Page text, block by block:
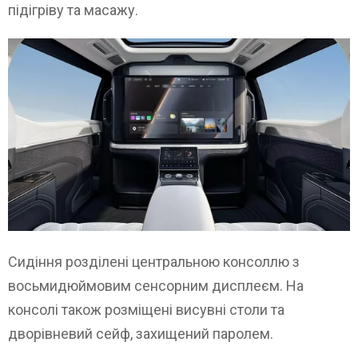
підігріву та масажу.
Сидіння розділені центральною консоллю з
восьмидюймовим сенсорним дисплеєм. На
консолі також розміщені висувні столи та
дворівневий сейф, захищений паролем.